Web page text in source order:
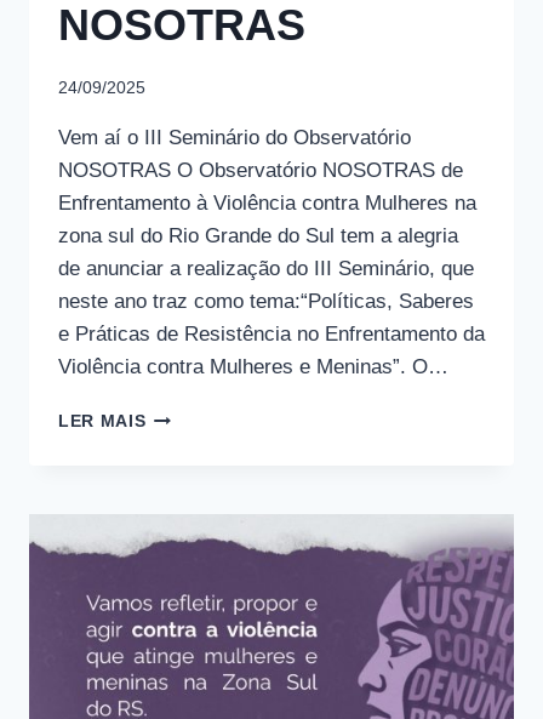
NOSOTRAS
24/09/2025
Vem aí o III Seminário do Observatório
NOSOTRAS O Observatório NOSOTRAS de
Enfrentamento à Violência contra Mulheres na
zona sul do Rio Grande do Sul tem a alegria
de anunciar a realização do III Seminário, que
neste ano traz como tema:“Políticas, Saberes
e Práticas de Resistência no Enfrentamento da
Violência contra Mulheres e Meninas”. O…
LER MAISIII
NOSOTRAS